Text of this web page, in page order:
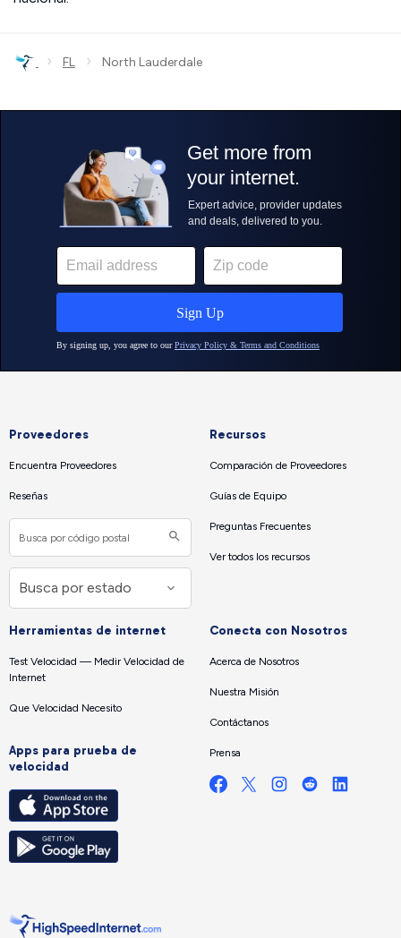
› FL › North Lauderdale
Proveedores
Encuentra Proveedores
Reseñas
Recursos
Comparación de Proveedores
Guías de Equipo
Preguntas Frecuentes
Ver todos los recursos
Herramientas de internet
Test Velocidad — Medir Velocidad de
Internet
Que Velocidad Necesito
Apps para prueba de
velocidad
Conecta con Nosotros
Acerca de Nosotros
Nuestra Misión
Contáctanos
Prensa